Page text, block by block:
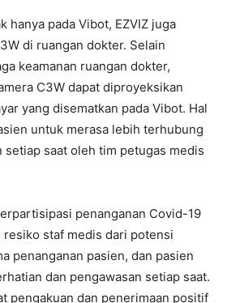
hanya pada Vibot, EZVIZ juga
di ruangan dokter. Selain
keamanan ruangan dokter,
C3W dapat diproyeksikan
yang disematkan pada Vibot. Hal
untuk merasa lebih terhubung
setiap saat oleh tim petugas medis
penanganan Covid-19
staf medis dari potensi
penanganan pasien, dan pasien
dan pengawasan setiap saat.
pengakuan dan penerimaan positif